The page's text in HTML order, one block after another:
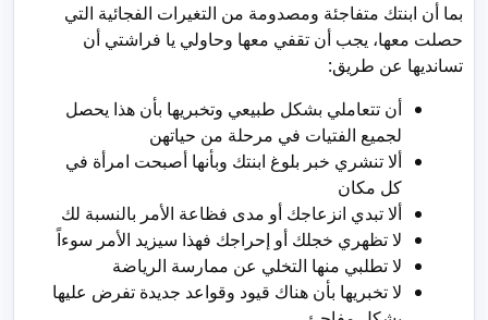
بما أن ابنتك متفاجئة ومصدومة من التغيرات الفجائية التي
حصلت معها، يجب أن تقفي معها وحاولي يا فراشتي أن
تسانديها عن طريق:
أن تتعاملي بشكل طبيعي وتخبريها بأن هذا يحصل
لجميع الفتيات في مرحلة من حياتهن
ألا تنشري خبر بلوغ ابنتك وبأنها أصبحت امرأة في
كل مكان
ألا تبدي انزعاجك أو مدى فظاعة الأمر بالنسبة لك
لا تظهري خجلك أو إحراجك فهذا سيزيد الأمر سوءاً
لا تطلبي منها التخلي عن ممارسة الرياضة
لا تخبريها بأن هناك قيود وقواعد جديدة تفرض عليها